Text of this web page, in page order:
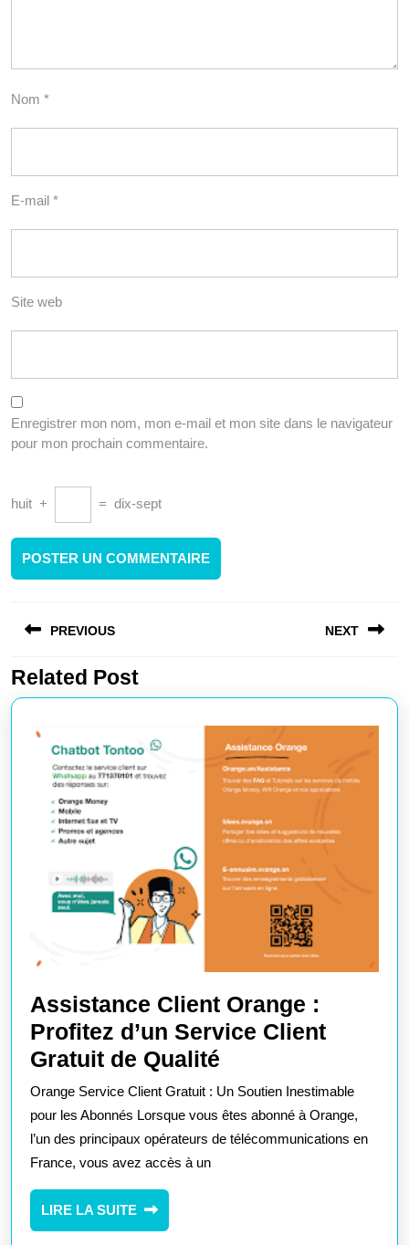
Nom *
E-mail *
Site web
Enregistrer mon nom, mon e-mail et mon site dans le navigateur
pour mon prochain commentaire.
huit + = dix-sept
de
l’article
PREVIOUS
Article
précédent
NEXT
suivant
:
Related Post
Assistance Client Orange :
Profitez d’un Service Client
Gratuit de Qualité
Client
Orange
:
Orange Service Client Gratuit : Un Soutien Inestimable
pour les Abonnés Lorsque vous êtes abonné à Orange,
l’un des principaux opérateurs de télécommunications en
France, vous avez accès à un
LIRE LA SUITE
LIRE
LA